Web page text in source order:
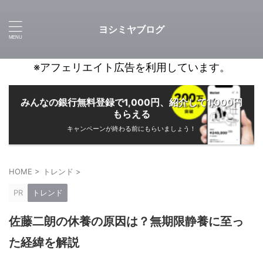
ヨシミヤブログ
※アフェリエイト広告を利用しています。
みんなの銀行無料登録で1,000円、紹介して1,000円
もらえる
キャンペーンが終わる前にもらいましょう！
HOME > トレンド >
PR トレンド
佐藤二朗の休養の原因は？無期限静養に至っ
た経緯を解説